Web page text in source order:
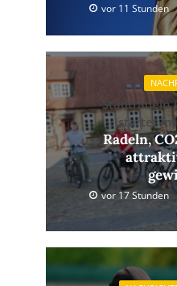
vor 11 Stunden
Stadtradeln
startet im
Radeln,
vor 17 Stunden